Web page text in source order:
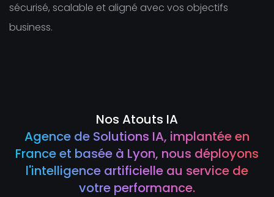
sécurisé, scalable et aligné avec vos objectifs
business.
Nos Atouts IA
Agence de Solutions IA, implantée en
France et basée à Lyon, nous déployons
l'intelligence artificielle au service de
votre performance.